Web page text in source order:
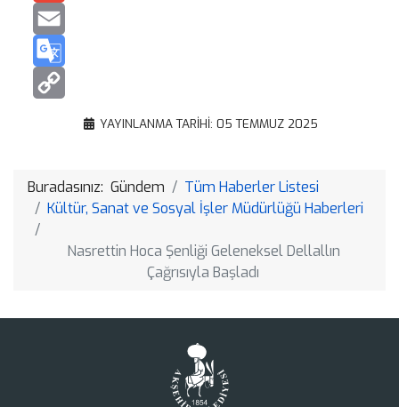
Translate
Copy
YAYINLANMA TARIHI: 05 TEMMUZ 2025
Buradasınız: Gündem
Tüm Haberler Listesi
Kültür, Sanat ve Sosyal İşler Müdürlüğü Haberleri
Nasrettin Hoca Şenliği Geleneksel Dellallın
Çağrısıyla Başladı